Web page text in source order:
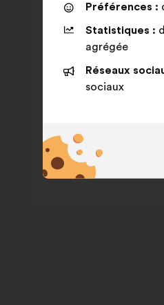
Préférences :
Statistiques :
agrégée
Réseaux
sociaux